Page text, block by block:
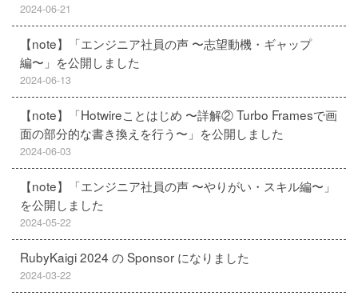
2024-06-21
【note】「エンジニア社員の声 〜志望動機・ギャップ
編〜」を公開しました
2024-06-13
【note】「Hotwireことはじめ 〜詳解② Turbo Framesで画
面の部分的な書き換えを行う〜」を公開しました
2024-06-03
【note】「エンジニア社員の声 〜やりがい・スキル編〜」
を公開しました
2024-05-22
RubyKaigi 2024 の Sponsor になりました
2024-03-22